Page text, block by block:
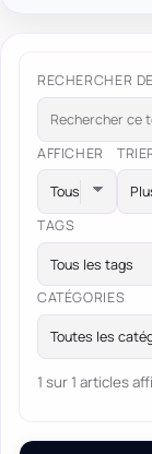
RECHERCHER
AFFICHER
TAGS
Tous les tags
CATÉGORIES
Toutes les
1 sur 1 articles